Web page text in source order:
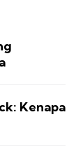
Kenapa